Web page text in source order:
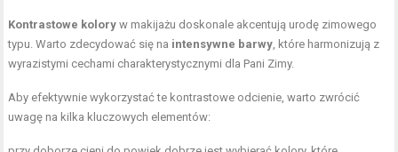
Kontrastowe kolory w makijażu doskonale akcentują urodę zimowego
typu. Warto zdecydować się na intensywne barwy , które harmonizują z
wyrazistymi cechami charakterystycznymi dla Pani Zimy.
Aby efektywnie wykorzystać te kontrastowe odcienie, warto zwrócić
uwagę na kilka kluczowych elementów: